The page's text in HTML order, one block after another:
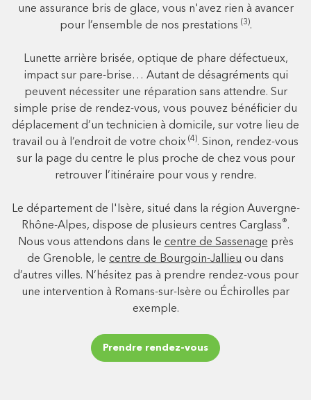
une assurance bris de glace, vous n'avez rien à avancer
pour l’ensemble de nos prestations (3).
Lunette arrière brisée, optique de phare défectueux,
impact sur pare-brise… Autant de désagréments qui
peuvent nécessiter une réparation sans attendre. Sur
simple prise de rendez-vous, vous pouvez bénéficier du
déplacement d’un technicien à domicile, sur votre lieu de
travail ou à l’endroit de votre choix (4). Sinon, rendez-vous
sur la page du centre le plus proche de chez vous pour
retrouver l’itinéraire pour vous y rendre.
Le département de l'Isère, situé dans la région Auvergne-
Rhône-Alpes, dispose de plusieurs centres Carglass®.
Nous vous attendons dans le centre de Sassenage près
de Grenoble, le centre de Bourgoin-Jallieu ou dans
d’autres villes. N’hésitez pas à prendre rendez-vous pour
une intervention à Romans-sur-Isère ou Échirolles par
exemple.
Prendre rendez-vous